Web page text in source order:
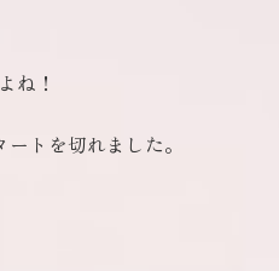
ね！
トを切れました。